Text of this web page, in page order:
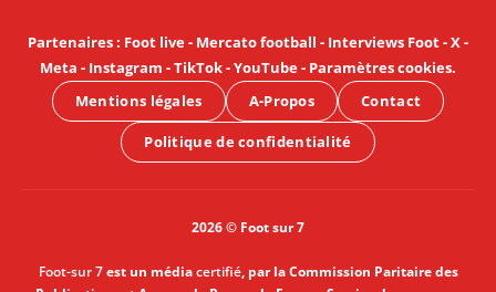
Partenaires: Foot live- Mercato football - Interviews Foot-X-
Meta - Instagram -TikTok-YouTube- Paramètres cookies.
Mentions légales
A-Propos Contact
Politique de confidentialité
2026 © Foot sur 7
Foot-sur 7est un médiacertifié, par la Commission Paritaire des